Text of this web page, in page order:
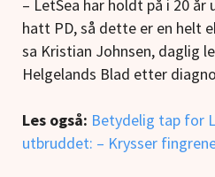
– LetSea har holdt på i 20
hatt PD, så dette er en helt
sa Kristian Johnsen, daglig
Helgelands Blad etter
Les også: Betydelig tap for
utbruddet: – Krysser